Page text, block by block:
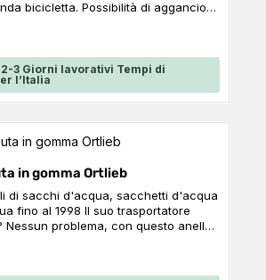
bicicletta. Possibilità di aggancio
Lock2.1; bloccabile.
IL PORTAPACCHI E ALLE BORSE
PORTAPACCHI. Dati tecnici Peso:
3 Giorni lavorativi Tempi di
l’Italia
in gomma Ortlieb
di sacchi d'acqua, sacchetti d'acqua
fino al 1998 Il suo trasportatore
Nessun problema, con questo anello